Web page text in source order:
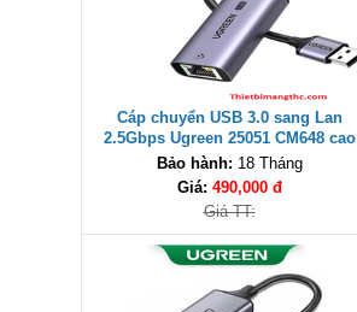
Cáp chuyển USB 3.0 sang Lan
2.5Gbps Ugreen 25051 CM648 cao
cấp
Bảo hành: 18 Tháng
Giá: 490,000 đ
Giá TT: